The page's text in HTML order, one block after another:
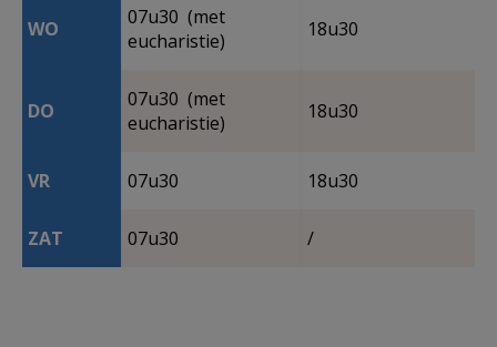
WO
07u30 (met
eucharistie)
18u30
DO
07u30 (met
eucharistie)
18u30
VR 07u30 18u30
ZAT 07u30 /